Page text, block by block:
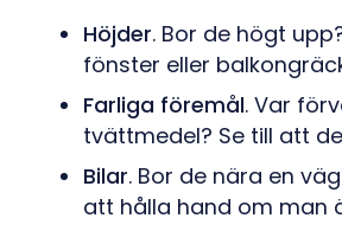
Höjder. Bor de högt
fönster eller
Farliga föremål. Var
tvättmedel? Se till att
Bilar. Bor de nära en
att hålla hand om man